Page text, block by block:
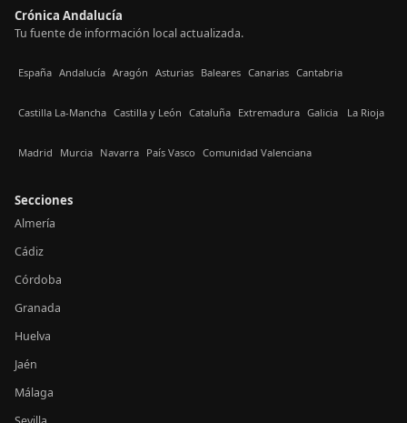
Crónica Andalucía
Tu fuente de información local actualizada.
España Andalucía Aragón Asturias Baleares Canarias Cantabria
Castilla La-Mancha Castilla y León Cataluña Extremadura Galicia La Rioja
Madrid Murcia Navarra País Vasco Comunidad Valenciana
Secciones
Almería
Cádiz
Córdoba
Granada
Huelva
Jaén
Málaga